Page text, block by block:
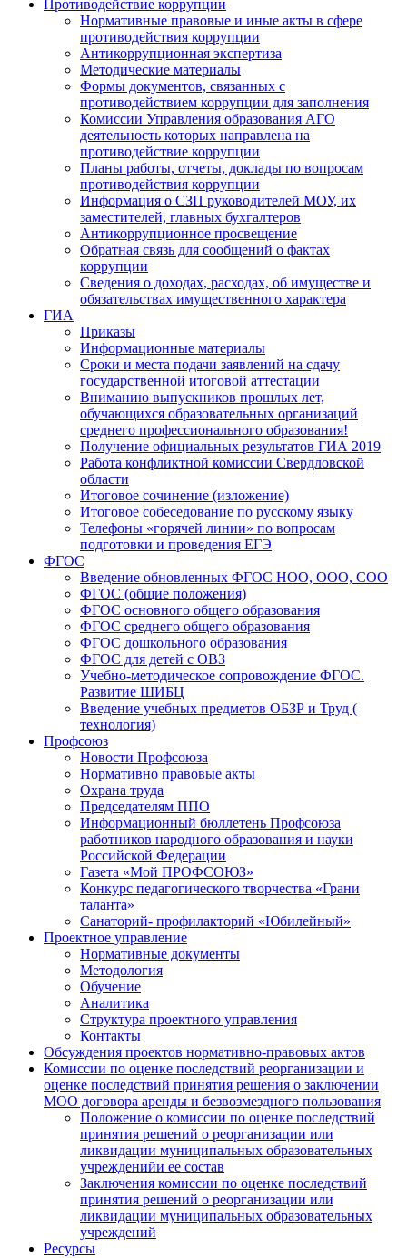
Противодействие коррупции
Нормативные правовые и иные акты в сфере
противодействия коррупции
Антикоррупционная экспертиза
Методические материалы
Формы документов, связанных с
противодействием коррупции для заполнения
Комиссии Управления образования АГО
деятельность которых направлена на
противодействие коррупции
Планы работы, отчеты, доклады по вопросам
противодействия коррупции
Информация о СЗП руководителей МОУ, их
заместителей, главных бухгалтеров
Антикоррупционное просвещение
Обратная связь для сообщений о фактах
коррупции
Сведения о доходах, расходах, об имуществе и
обязательствах имущественного характера
ГИА
Приказы
Информационные материалы
Сроки и места подачи заявлений на сдачу
государственной итоговой аттестации
Вниманию выпускников прошлых лет,
обучающихся образовательных организаций
среднего профессионального образования!
Получение официальных результатов ГИА 2019
Работа конфликтной комиссии Свердловской
области
Итоговое сочинение (изложение)
Итоговое собеседование по русскому языку
Телефоны «горячей линии» по вопросам
подготовки и проведения ЕГЭ
ФГОС
Введение обновленных ФГОС НОО, ООО, СОО
ФГОС (общие положения)
ФГОС основного общего образования
ФГОС среднего общего образования
ФГОС дошкольного образования
ФГОС для детей с ОВЗ
Учебно-методическое сопровождение ФГОС.
Развитие ШИБЦ
Введение учебных предметов ОБЗР и Труд (
технология)
Профсоюз
Новости Профсоюза
Нормативно правовые акты
Охрана труда
Председателям ППО
Информационный бюллетень Профсоюза
работников народного образования и науки
Российской Федерации
Газета «Мой ПРОФСОЮЗ»
Конкурс педагогического творчества «Грани
таланта»
Санаторий- профилакторий «Юбилейный»
Проектное управление
Нормативные документы
Методология
Обучение
Аналитика
Структура проектного управления
Контакты
Обсуждения проектов нормативно-правовых актов
Комиссии по оценке последствий реорганизации и
оценке последствий принятия решения о заключении
МОО договора аренды и безвозмездного пользования
Положение о комиссии по оценке последствий
принятия решений о реорганизации или
ликвидации муниципальных образовательных
учрежденийи ее состав
Заключения комиссии по оценке последствий
принятия решений о реорганизации или
ликвидации муниципальных образовательных
учреждений
Ресурсы